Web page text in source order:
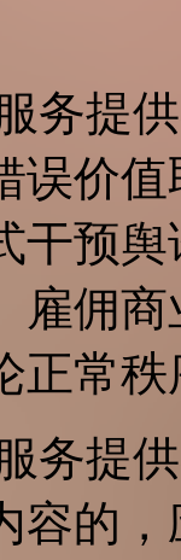
务提
误价
干预
雇佣
正常
务提
容的